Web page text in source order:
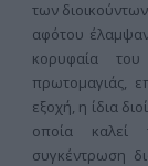
των
αφότου
κορυφαία
πρωτομαγιάς,
εξοχή, η ίδια
οποία καλεί
συγκέντρωση